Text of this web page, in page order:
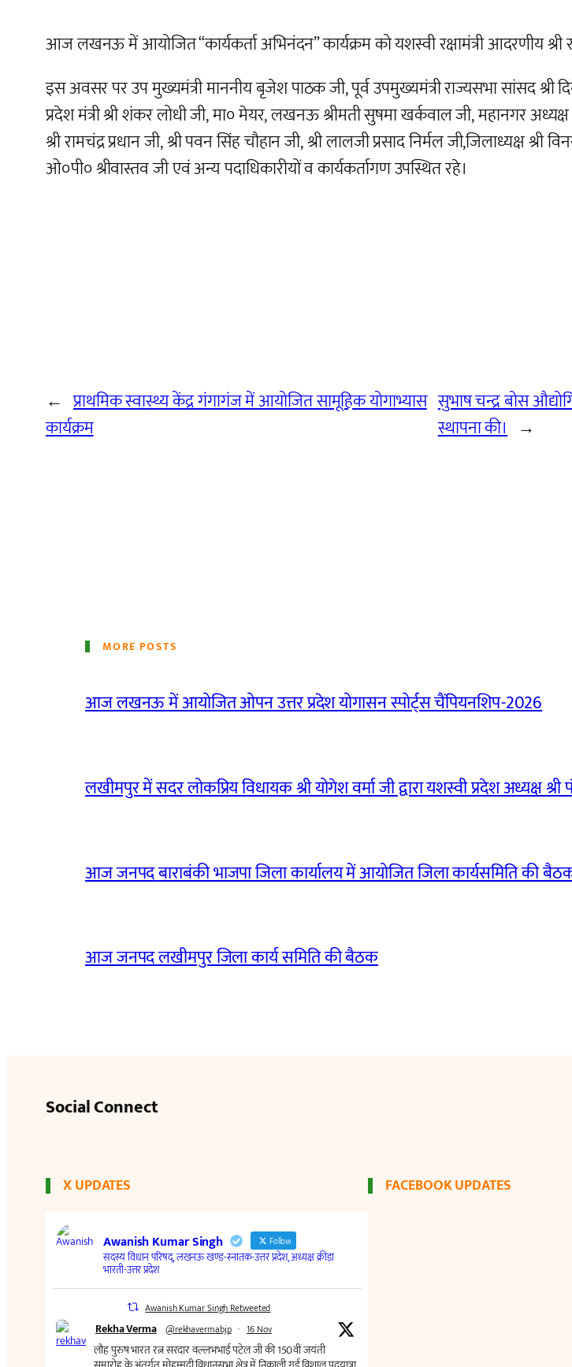
आज लखनऊ में आयोजित “कार्यकर्ता अभिनंदन” कार्यक्रम को यशस्वी रक्षामंत्री आदरणीय श्री
इस अवसर पर उप मुख्यमंत्री माननीय बृजेश पाठक जी, पूर्व उपमुख्यमंत्री राज्यसभा सांसद श्री
प्रदेश मंत्री श्री शंकर लोधी जी, मा० मेयर, लखनऊ श्रीमती सुषमा खर्कवाल जी, महानगर अध्यक्ष
श्री रामचंद्र प्रधान जी, श्री पवन सिंह चौहान जी, श्री लालजी प्रसाद निर्मल जी,जिलाध्यक्ष श्री
ओ०पी० श्रीवास्तव जी एवं अन्य पदाधिकारीयों व कार्यकर्तागण उपस्थित रहे।
← प्राथमिक स्वास्थ्य केंद्र गंगागंज में आयोजित सामूहिक योगाभ्यास
कार्यक्रम
सुभाष चन्द्र बोस
स्थापना की। →
MORE POSTS
आज लखनऊ में आयोजित ओपन उत्तर प्रदेश योगासन स्पोर्ट्स चैंपियनशिप-2026
लखीमपुर में सदर लोकप्रिय विधायक श्री योगेश वर्मा जी द्वारा यशस्वी प्रदेश अध्यक्ष
आज जनपद बाराबंकी भाजपा जिला कार्यालय में आयोजित जिला कार्यसमिति की
आज जनपद लखीमपुर जिला कार्य समिति की बैठक
Social Connect
X UPDATES FACEBOOK UPDATES